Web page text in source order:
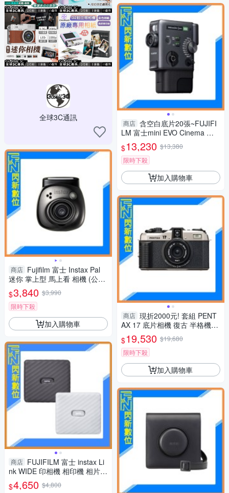
全球3C通訊
商店 Fujifilm 富士 Instax Pal
迷你 掌上型 馬上看 相機 (公司
貨) 寶石黑
$3,840 $3,990
限時下殺
加入購物車
商店 FUJIFILM 富士 instax Li
nk WIDE 印相機 相印機 相片印
表機(公司貨)白/灰
$4,650 $4,800
商店 含空白底片20張~FUJIFI
LM 富士mini EVO Cinema 三
合一 拍立得 拍照/影片/列印(公
司貨)
$13,230 $13,380
限時下殺
加入購物車
商店 現折2000元! 套組 PENT
AX 17 底片相機 復古 半格機
(公司貨)
$19,530 $19,680
限時下殺
加入購物車